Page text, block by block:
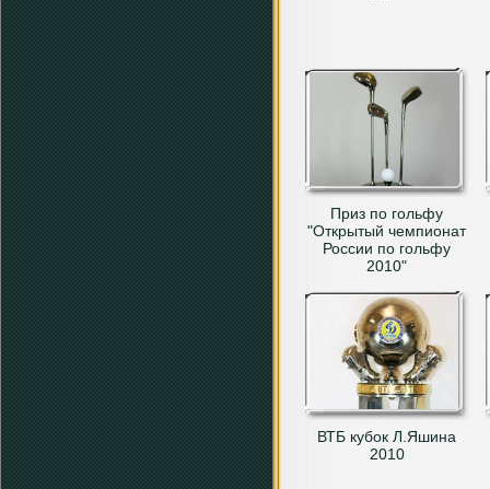
Приз по гольфу
"Открытый чемпионат
России по гольфу
2010"
ВТБ кубок Л.Яшина
2010